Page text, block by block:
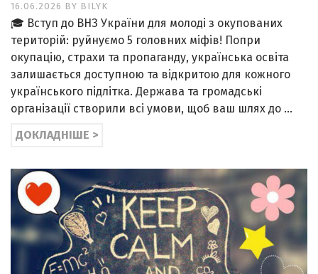
16.06.2026 BY BILYK
🎓 Вступ до ВНЗ України для молоді з окупованих
територій: руйнуємо 5 головних міфів! Попри
окупацію, страхи та пропаганду, українська освіта
залишається доступною та відкритою для кожного
українського підлітка. Держава та громадські
організації створили всі умови, щоб ваш шлях до …
ДОКЛАДНІШЕ >